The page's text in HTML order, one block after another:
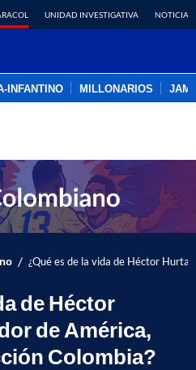
UNIDAD INVESTIGATIVA NOTICIAS
INFANTINO MILLONARIOS
/ ¿Qué es de la vida de Héctor
de Héctor
de América,
Colombia?